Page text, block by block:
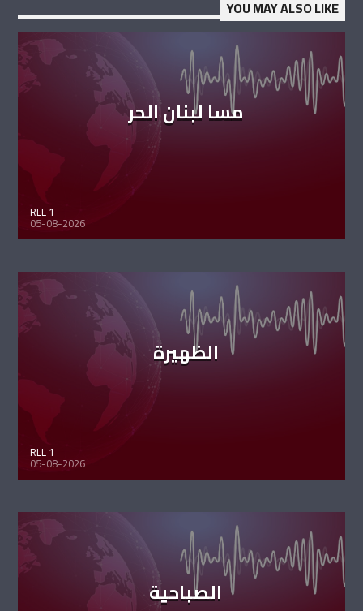
YOU MAY ALSO LIKE
مسا لبنان الحر
RLL 1
05-08-2026
الظهيرة
RLL 1
05-08-2026
الصباحية